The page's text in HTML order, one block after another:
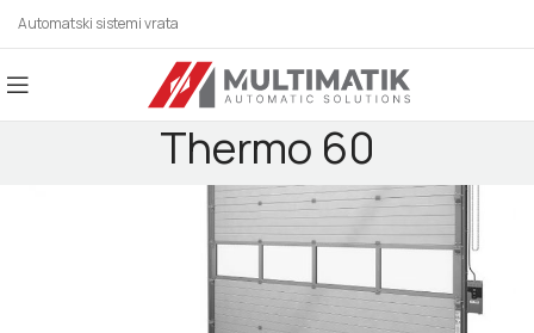
Automatski sistemi vrata
Thermo 60